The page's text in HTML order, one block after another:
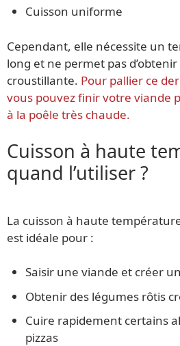
Cuisson uniforme
Cependant, elle nécessite un
long et ne permet pas
croustillante. Pour pallier ce
vous pouvez finir votre viande
à la poêle très chaude.
Cuisson à haute
quand l’utiliser ?
La cuisson à haute
est idéale pour :
Saisir une viande et créer
Obtenir des légumes rôtis
Cuire rapidement certains
pizzas